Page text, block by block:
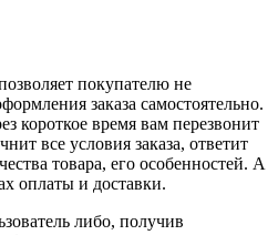
покупателю не
заказа самостоятельно.
короткое время вам перезвонит
все условия заказа, ответит
товара, его особенностей. А
оплаты и доставки.
либо, получив